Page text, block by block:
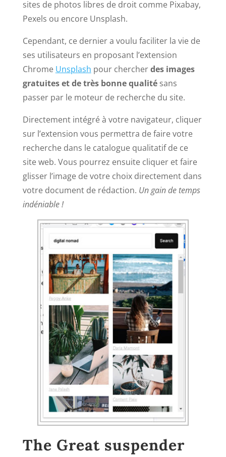
sites de photos libres de droit comme Pixabay,
Pexels ou encore Unsplash.
Cependant, ce dernier a voulu faciliter la vie de
ses utilisateurs en proposant l’extension
Chrome Unsplash pour chercherdes images
gratuites et de très bonne qualitésans
passer par le moteur de recherche du site.
Directement intégré à votre navigateur, cliquer
sur l’extension vous permettra de faire votre
recherche dans le catalogue qualitatif de ce
site web. Vous pourrez ensuite cliquer et faire
glisser l’image de votre choix directement dans
votre document de rédaction. Un gain de temps
indéniable !
The Great suspender